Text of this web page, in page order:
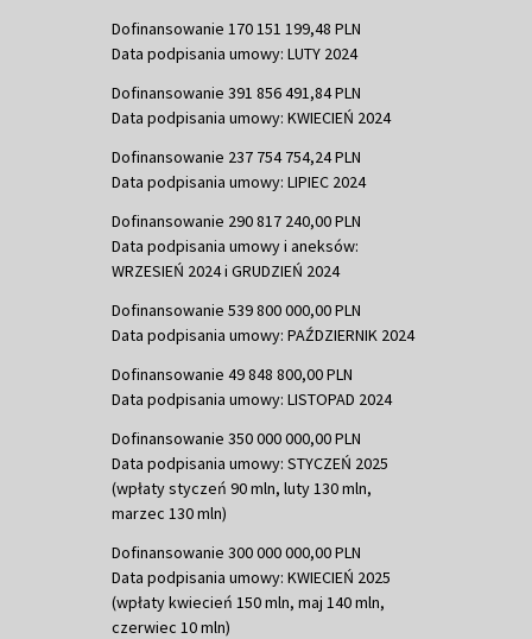
Dofinansowanie 170 151 199,48 PLN
Data podpisania umowy: LUTY 2024
Dofinansowanie 391 856 491,84 PLN
Data podpisania umowy: KWIECIEŃ 2024
Dofinansowanie 237 754 754,24 PLN
Data podpisania umowy: LIPIEC 2024
Dofinansowanie 290 817 240,00 PLN
Data podpisania umowy i aneksów:
WRZESIEŃ 2024 i GRUDZIEŃ 2024
Dofinansowanie 539 800 000,00 PLN
Data podpisania umowy: PAŹDZIERNIK 2024
Dofinansowanie 49 848 800,00 PLN
Data podpisania umowy: LISTOPAD 2024
Dofinansowanie 350 000 000,00 PLN
Data podpisania umowy: STYCZEŃ 2025
(wpłaty styczeń 90 mln, luty 130 mln,
marzec 130 mln)
Dofinansowanie 300 000 000,00 PLN
Data podpisania umowy: KWIECIEŃ 2025
(wpłaty kwiecień 150 mln, maj 140 mln,
czerwiec 10 mln)